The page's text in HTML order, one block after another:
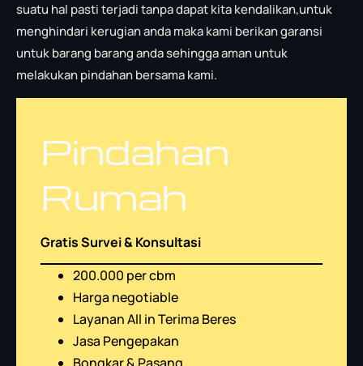
suatu hal pasti terjadi tanpa dapat kita kendalikan,untuk
menghindari kerugian anda maka kami berikan garansi
untuk barang barang anda sehingga aman untuk
melakukan pindahan bersama kami.
Pindahan
Rumah
Gratis Survei & Konsultasi
200.000 per cbm
Harga negotiable
Layanan All in Terima Beres
Jasa Pengepakan